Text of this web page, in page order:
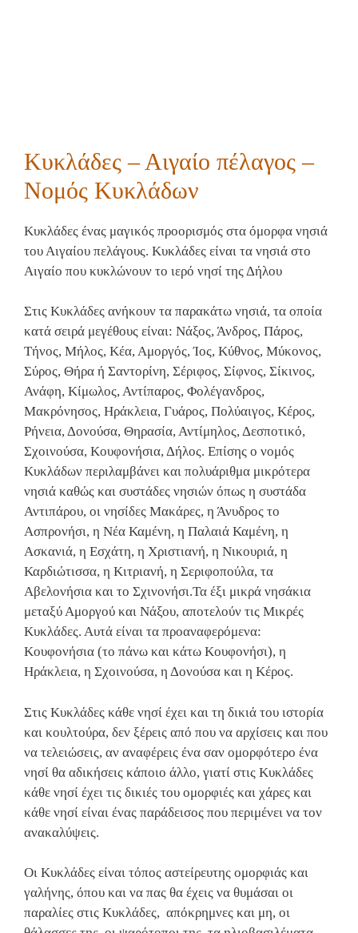
Κυκλάδες – Αιγαίο πέλαγος –
Νομός Κυκλάδων
Kυκλάδες ένας μαγικός προορισμός στα όμορφα νησιά
του Αιγαίου πελάγους. Κυκλάδες είναι τα νησιά στο
Αιγαίο που κυκλώνουν το ιερό νησί της Δήλου
Στις Κυκλάδες ανήκουν τα παρακάτω νησιά, τα οποία
κατά σειρά μεγέθους είναι: Νάξος, Άνδρος, Πάρος,
Τήνος, Μήλος, Κέα, Αμοργός, Ίος, Κύθνος, Μύκονος,
Σύρος, Θήρα ή Σαντορίνη, Σέριφος, Σίφνος, Σίκινος,
Ανάφη, Κίμωλος, Αντίπαρος, Φολέγανδρος,
Μακρόνησος, Ηράκλεια, Γυάρος, Πολύαιγος, Κέρος,
Ρήνεια, Δονούσα, Θηρασία, Αντίμηλος, Δεσποτικό,
Σχοινούσα, Κουφονήσια, Δήλος. Επίσης ο νομός
Κυκλάδων περιλαμβάνει και πολυάριθμα μικρότερα
νησιά καθώς και συστάδες νησιών όπως η συστάδα
Αντιπάρου, οι νησίδες Μακάρες, η Άνυδρος το
Ασπρονήσι, η Νέα Καμένη, η Παλαιά Καμένη, η
Ασκανιά, η Εσχάτη, η Χριστιανή, η Νικουριά, η
Καρδιώτισσα, η Κιτριανή, η Σεριφοπούλα, τα
Αβελονήσια και το Σχινονήσι.Τα έξι μικρά νησάκια
μεταξύ Αμοργού και Νάξου, αποτελούν τις Μικρές
Κυκλάδες. Αυτά είναι τα προαναφερόμενα:
Κουφονήσια (το πάνω και κάτω Κουφονήσι), η
Ηράκλεια, η Σχοινούσα, η Δονούσα και η Κέρος.
Στις Κυκλάδες κάθε νησί έχει και τη δικιά του ιστορία
και κουλτούρα, δεν ξέρεις από που να αρχίσεις και που
να τελειώσεις, αν αναφέρεις ένα σαν ομορφότερο ένα
νησί θα αδικήσεις κάποιο άλλο, γιατί στις Κυκλάδες
κάθε νησί έχει τις δικιές του ομορφιές και χάρες και
κάθε νησί είναι ένας παράδεισος που περιμένει να τον
ανακαλύψεις.
Οι Κυκλάδες είναι τόπος αστείρευτης ομορφιάς και
γαλήνης, όπου και να πας θα έχεις να θυμάσαι οι
παραλίες στις Κυκλάδες, απόκρημνες και μη, οι